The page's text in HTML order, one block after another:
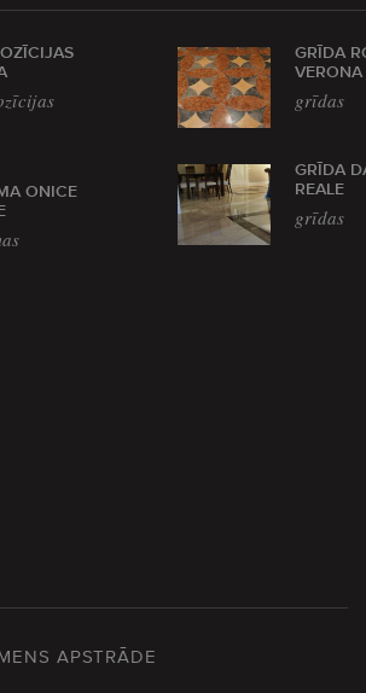
ONICE
GRĪDA
VERONA
grīdas
GRĪDA
REALE
grīdas
APSTRĀDE